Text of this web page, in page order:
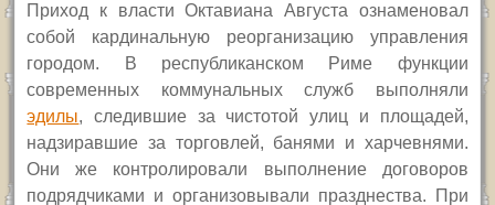
Приход к власти Октавиана Августа ознаменовал
собой кардинальную реорганизацию управления
городом. В республиканском Риме функции
современных коммунальных служб выполняли
эдилы, следившие за чистотой улиц и площадей,
надзиравшие за торговлей, банями и харчевнями.
Они же контролировали выполнение договоров
подрядчиками и организовывали празднества. При